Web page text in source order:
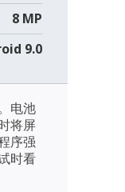
8 MP
9.0
电池
将屏
序强
时看